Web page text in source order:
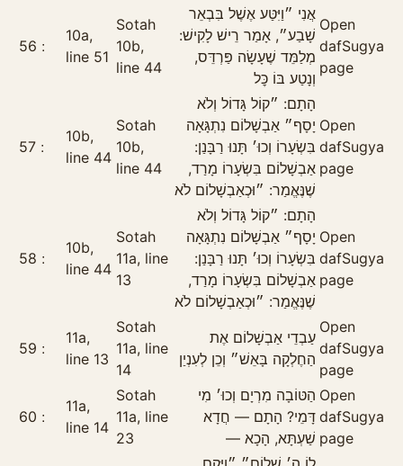
56
10a,
line 51
Sotah
10b,
line 44
אֲנִי ״וַיִּטַּע אֶשֶׁל בִּבְאֵר
שָׁבַע״, אָמַר רֵישׁ לָקִישׁ:
מְלַמֵּד שֶׁעָשָׂה פַּרְדֵּס,
וְנָטַע בּוֹ כׇּל
Open
dafSugya
page
57
10b,
line 44
Sotah
10b,
line 44
הָתָם: ״קוֹל גָּדוֹל וְלֹא
יָסָף״ אַבְשָׁלוֹם נִתְגָּאָה
בִּשְׂעָרוֹ וְכוּ׳ תָּנוּ רַבָּנַן:
אַבְשָׁלוֹם בִּשְׂעָרוֹ מָרַד,
שֶׁנֶּאֱמַר: ״וּכְאַבְשָׁלוֹם לֹא
Open
dafSugya
page
58
10b,
line 44
Sotah
11a, line
13
הָתָם: ״קוֹל גָּדוֹל וְלֹא
יָסָף״ אַבְשָׁלוֹם נִתְגָּאָה
בִּשְׂעָרוֹ וְכוּ׳ תָּנוּ רַבָּנַן:
אַבְשָׁלוֹם בִּשְׂעָרוֹ מָרַד,
שֶׁנֶּאֱמַר: ״וּכְאַבְשָׁלוֹם לֹא
Open
dafSugya
page
59
11a,
line 13
Sotah
11a, line
14
עַבְדֵי אַבְשָׁלוֹם אֶת
הַחֶלְקָה בָּאֵשׁ״ וְכֵן לְעִנְיַן
Open
dafSugya
page
60
11a,
line 14
Sotah
11a, line
23
הַטּוֹבָה מִרְיָם וְכוּ׳ מִי
דָּמֵי? הָתָם — חֲדָא
שַׁעְתָּא, הָכָא —
Open
dafSugya
page